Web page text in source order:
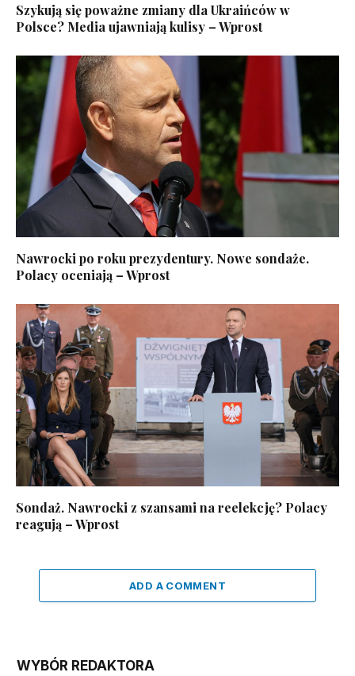
Szykują się poważne zmiany dla Ukraińców w
Polsce? Media ujawniają kulisy – Wprost
Nawrocki po roku prezydentury. Nowe sondaże.
Polacy oceniają – Wprost
Sondaż. Nawrocki z szansami na reelekcję? Polacy
reagują – Wprost
ADD A COMMENT
WYBÓR REDAKTORA